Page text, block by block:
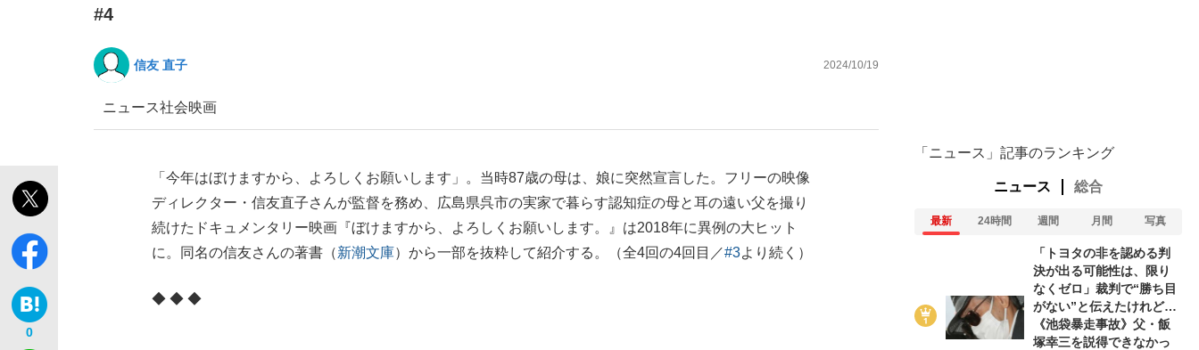
#4
信友 直子 2024/10/19
ニュース社会映画
0
「今年はぼけますから、よろしくお願いします」。当時87歳の母は、娘に突然宣言した。フリーの映像
ディレクター・信友直子さんが監督を務め、広島県呉市の実家で暮らす認知症の母と耳の遠い父を撮り
続けたドキュメンタリー映画『ぼけますから、よろしくお願いします。』は2018年に異例の大ヒット
に。同名の信友さんの著書（新潮文庫）から一部を抜粋して紹介する。（全4回の4回目／#3より続く）
◆ ◆ ◆
「ニュース」記事のランキング
ニュース 総合
最新 24時間 週間 月間 写真
「トヨタの非を認める判
決が出る可能性は、限り
なくゼロ」裁判で“勝ち目
がない”と伝えたけれど…
《池袋暴走事故》父・飯
塚幸三を説得できなかっ